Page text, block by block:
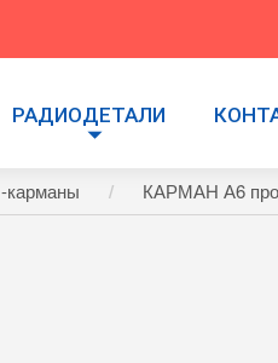
РАДИОДЕТАЛИ
-карманы КАРМАН А6